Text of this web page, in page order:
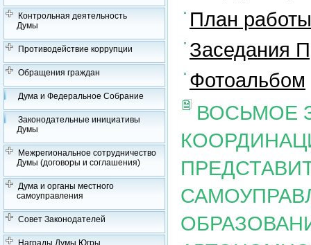
Контрольная деятельность
Думы
Противодействие коррупции
Обращения граждан
Дума и Федеральное Собрание
Законодательные инициативы
Думы
Межрегиональное сотрудничество
Думы (договоры и соглашения)
Дума и органы местного
самоуправления
Совет Законодателей
Награды Думы Югры
План
Заседания
Фотоальбом
ВОСЬМОЕ